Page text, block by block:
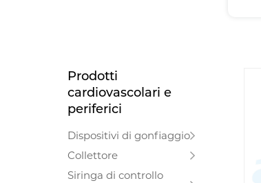
Prodotti
cardiovascolari e
periferici
Dispositivi di gonfiaggio
Collettore
Siringa di controllo